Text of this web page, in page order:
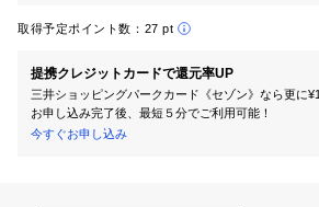
取得予定ポイント数： 27 pt
提携クレジットカードで還元率UP
三井ショッピングパークカード《セゾン》なら更に
お申し込み完了後、最短５分でご利用可能！
今すぐお申し込み